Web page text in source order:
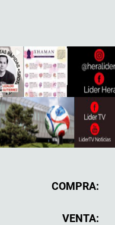
COMPRA:
VENTA: